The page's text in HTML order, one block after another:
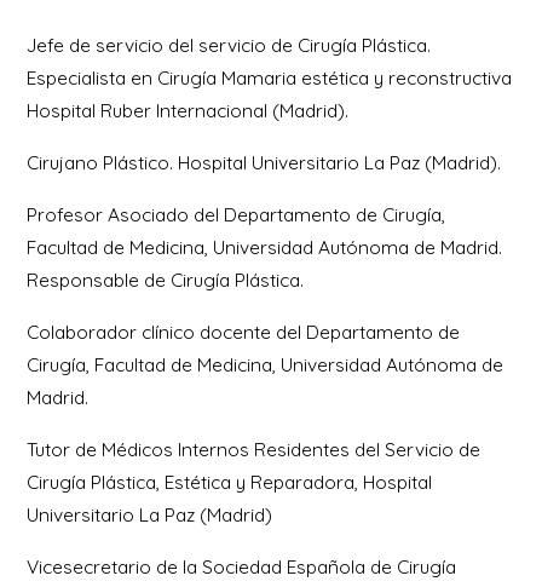
Jefe de servicio del servicio de Cirugía Plástica.
Especialista en Cirugía Mamaria estética y reconstructiva
Hospital Ruber Internacional (Madrid).
Cirujano Plástico. Hospital Universitario La Paz (Madrid).
Profesor Asociado del Departamento de Cirugía,
Facultad de Medicina, Universidad Autónoma de Madrid.
Responsable de Cirugía Plástica.
Colaborador clínico docente del Departamento de
Cirugía, Facultad de Medicina, Universidad Autónoma de
Madrid.
Tutor de Médicos Internos Residentes del Servicio de
Cirugía Plástica, Estética y Reparadora, Hospital
Universitario La Paz (Madrid)
Vicesecretario de la Sociedad Española de Cirugía